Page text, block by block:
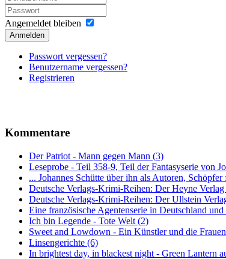
Angemeldet bleiben
Anmelden
Passwort vergessen?
Benutzername vergessen?
Registrieren
Kommentare
Der Patriot - Mann gegen Mann (3)
Leseprobe - Teil 358-9, Teil der Fantasyserie von
... Johannes Schütte über ihn als Autoren,
Deutsche Verlags-Krimi-Reihen: Der Heyne
Deutsche Verlags-Krimi-Reihen: Der Ullstein
Eine französische Agentenserie in Deutschland
Ich bin Legende - Tote Welt (2)
Sweet and Lowdown - Ein Künstler und die
Linsengerichte (6)
In brightest day, in blackest night - Green Lantern